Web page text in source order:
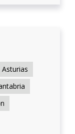
Asturias